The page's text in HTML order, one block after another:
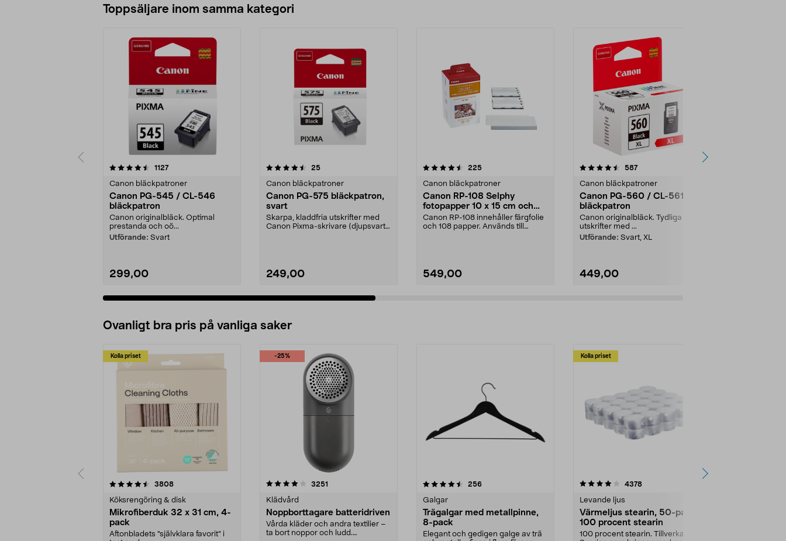
Toppsäljare inom samma kategori
1127recensioner
Canon bläckpatroner
Canon PG-545 / CL-546
bläckpatron
Canon originalbläck. Optimal
prestanda och oö...
Utförande: Svart
299,00
4.5 av 5 stjärnor 25recensioner
Canon bläckpatroner
Canon PG-575 bläckpatron,
svart
Skarpa, kladdfria utskrifter med
Canon Pixma-skrivare (djupsvart
249,00
4.5 av 5 stjärnor 225recensioner
Canon bläckpatroner
Canon RP-108 Selphy
fotopapper 10 x 15 cm och
refill med färgfolie
Canon RP-108 innehåller färgfolie
och 108 papper. Används till
549,00
4.5 av 5 stjärnor 587recensioner
Canon bläckpatroner
Canon PG-560 / CL-561
bläckpatron
Canon originalbläck. Tydliga
utskrifter med ...
Utförande: Svart, XL
449,00
4.5 av 5 stjärnor
Ovanligt bra pris på vanliga saker
Kolla priset
3808recensioner
Köksrengöring & disk
Mikrofiberduk 32 x 31 cm, 4-
pack
Aftonbladets "självklara favorit” i
-25%
4.0av 5 stjärnor 3251
Klädvård
Noppborttagare batteridriven
Vårda kläder och andra textilier –
ta bort noppor och ludd.
4.5av 5 stjärnor 256recensioner
Galgar
Trägalgar med metallpinne,
8-pack
Elegant och gedigen galge av trä
Kolla priset
4.0av 5 stjärnor 4378recensioner
Levande ljus
Värmeljus stearin, 50-pack,
100 procent stearin
100 procent stearin. Tillverkade i
4.5av 5 stjärnor